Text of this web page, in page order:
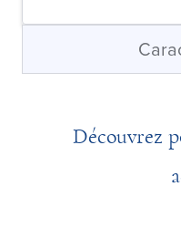
Découvrez